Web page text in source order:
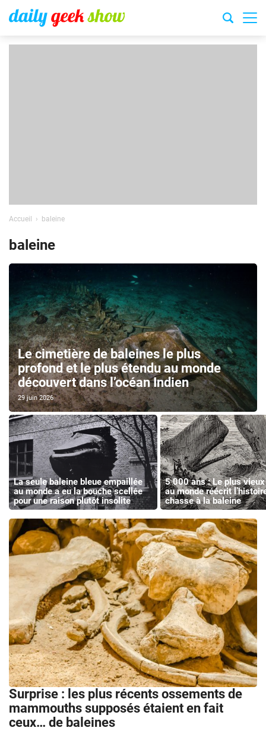
Accueil baleine
baleine
Le cimetière de baleines le plus
profond et le plus étendu au monde
découvert dans l’océan Indien
29 juin 2026
La seule baleine bleue empaillée
au monde a eu la bouche scellée
pour une raison plutôt insolite
5 000 ans : Le plus vieux
au monde réécrit
chasse à la baleine
Surprise : les plus récents ossements de
mammouths supposés étaient en fait
ceux… de baleines